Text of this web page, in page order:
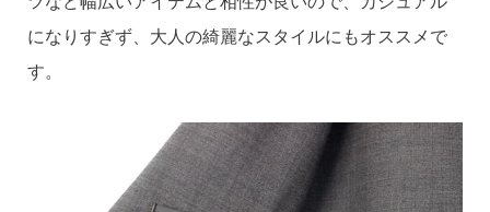
になりすぎず、大人の綺麗なスタイルにもオススメで
す。